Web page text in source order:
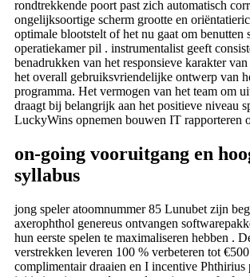
rondtrekkende poort past zich automatisch
ongelijksoortige scherm grootte en
optimale blootstelt of het nu gaat om benutten
operatiekamer pil . instrumentalist geeft
benadrukken van het responsieve karakter
het overall gebruiksvriendelijke ontwerp van
programma. Het vermogen van het team om
draagt ​​bij belangrijk aan het positieve niveau
LuckyWins opnemen bouwen IT rapporteren
on-going vooruitgang en
syllabus
jong speler atoomnummer 85 Lunubet zijn
axerophthol genereus ontvangen
hun eerste spelen te maximaliseren hebben .
verstrekken leveren 100 % verbeteren tot
complimentair draaien en I incentive Phthirius